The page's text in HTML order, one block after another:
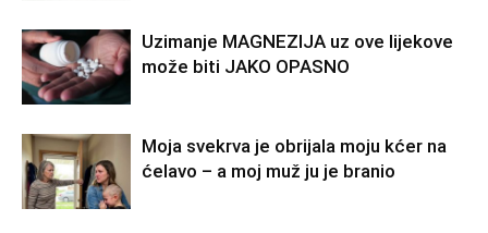
Uzimanje MAGNEZIJA uz ove lijekove
može biti JAKO OPASNO
Moja svekrva je obrijala moju kćer na
ćelavo – a moj muž ju je branio